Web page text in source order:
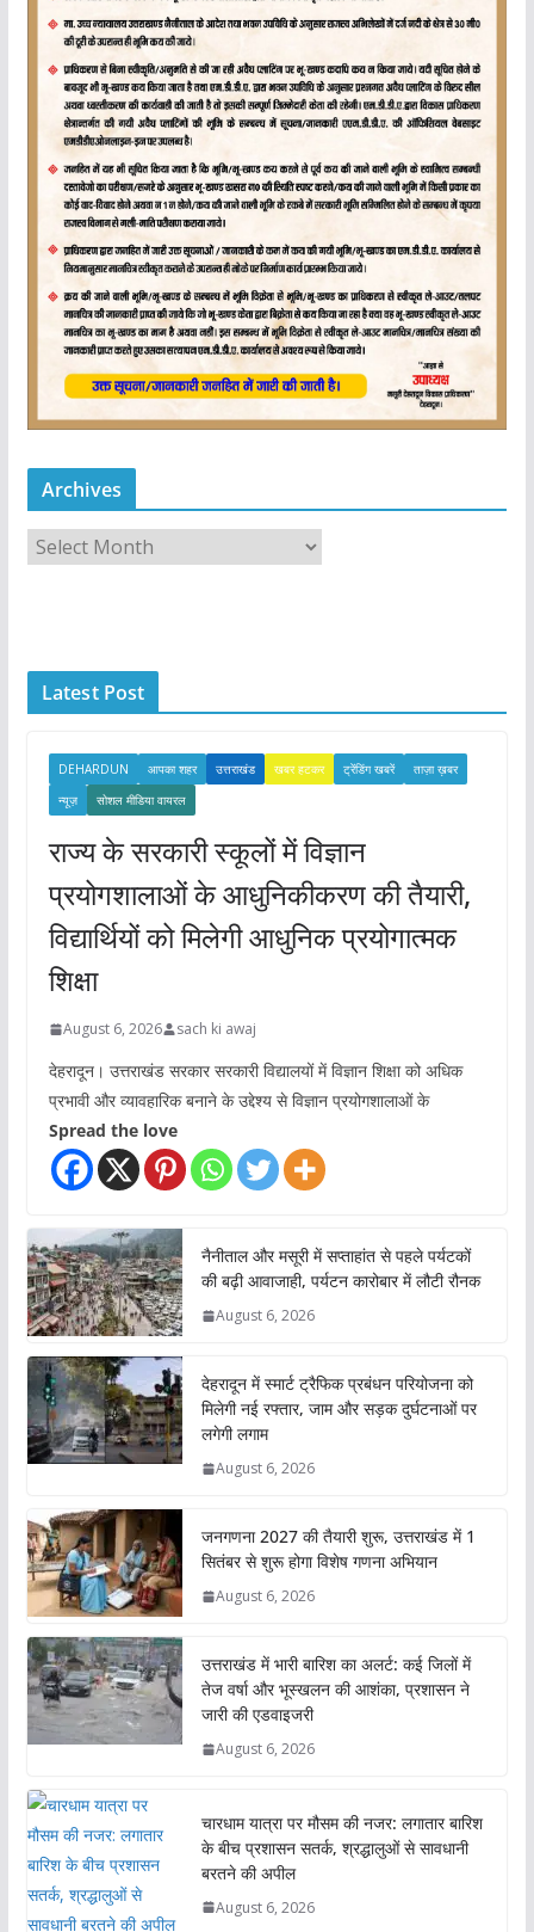
Archives
r
e
Latest Post
DEHARDUN आपका शहर उत्तराखंड खबर हटकर ट्रेंडिंग खबरें
ताज़ा ख़बर
न्यूज़
सोशल मीडिया वायरल
राज्य के सरकारी स्कूलों में विज्ञान
प्रयोगशालाओं के आधुनिकीकरण की तैयारी,
विद्यार्थियों को मिलेगी आधुनिक प्रयोगात्मक
शिक्षा
August 6, 2026 sach ki awaj
देहरादून। उत्तराखंड सरकार सरकारी विद्यालयों में विज्ञान शिक्षा को अधिक
प्रभावी और व्यावहारिक बनाने के उद्देश्य से विज्ञान प्रयोगशालाओं के
Spread the love
नैनीताल और मसूरी में सप्ताहांत से पहले पर्यटकों
की बढ़ी आवाजाही, पर्यटन कारोबार में लौटी रौनक
August 6, 2026
देहरादून में स्मार्ट ट्रैफिक प्रबंधन परियोजना को
मिलेगी नई रफ्तार, जाम और सड़क दुर्घटनाओं पर
लगेगी लगाम
August 6, 2026
जनगणना 2027 की तैयारी शुरू, उत्तराखंड में 1
सितंबर से शुरू होगा विशेष गणना अभियान
August 6, 2026
उत्तराखंड में भारी बारिश का अलर्ट: कई जिलों में
तेज वर्षा और भूस्खलन की आशंका, प्रशासन ने
जारी की एडवाइजरी
August 6, 2026
चारधाम यात्रा पर मौसम की नजर: लगातार बारिश
के बीच प्रशासन सतर्क, श्रद्धालुओं से सावधानी
बरतने की अपील
August 6, 2026